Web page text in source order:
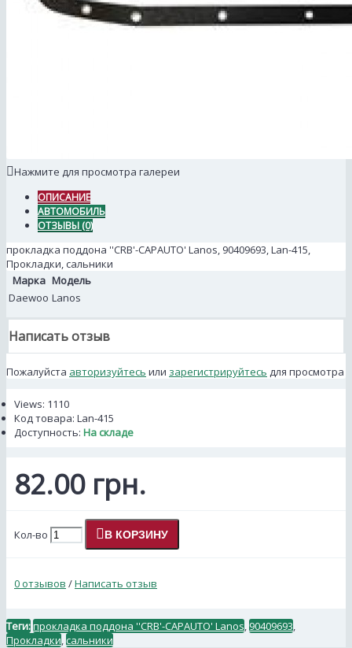
Нажмите для просмотра галереи
ОПИСАНИЕ
АВТОМОБИЛЬ
ОТЗЫВЫ (0)
прокладка поддона ''CRB'-CAPAUTO' Lanos, 90409693, Lan-415,
Прокладки, сальники
Марка Модель
Daewoo Lanos
Написать отзыв
Пожалуйста авторизуйтесь или зарегистрируйтесь для просмотра
Views: 1110
Код товара: Lan-415
Доступность: На складе
82.00 грн.
Кол-во В КОРЗИНУ
0 отзывов /Написать отзыв
Теги:прокладка поддона ''CRB'-CAPAUTO' Lanos 90409693
Прокладки сальники